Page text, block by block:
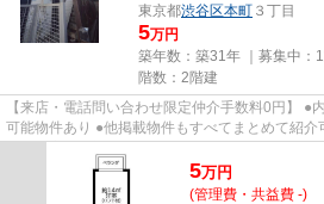
東京都渋谷区本町 ３丁目
5万円
築年数：築31年 ｜募集中：
階数：2階建
【来店・電話問い合わせ限定仲介手数料0円】 ●
可能物件あり ●他掲載物件もすべてまとめて紹
5万円
(管理費・共益費 -)